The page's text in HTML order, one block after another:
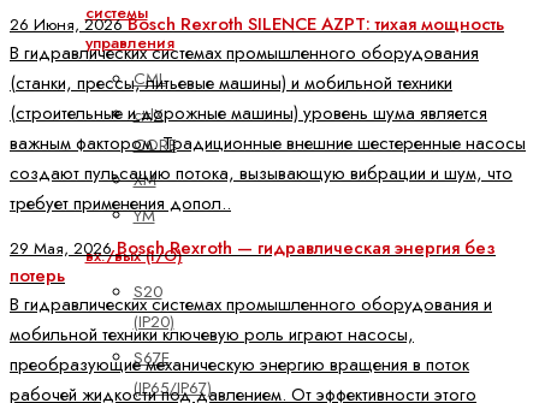
системы
управления
CML
ctrlX
CORE
XM
YM
вх./вых (I/O)
S20
(IP20)
S67E
(IP65/IP67)
26 Июня, 2026Bosch Rexroth SILENCE AZPT: тихая мощность
В гидравлических системах промышленного оборудования
(станки, прессы, литьевые машины) и мобильной техники
(строительные и дорожные машины) уровень шума является
важным фактором. Традиционные внешние шестеренные насосы
создают пульсацию потока, вызывающую вибрации и шум, что
требует применения допол..
29 Мая, 2026Bosch Rexroth — гидравлическая энергия без
потерь
В гидравлических системах промышленного оборудования и
мобильной техники ключевую роль играют насосы,
преобразующие механическую энергию вращения в поток
рабочей жидкости под давлением. От эффективности этого